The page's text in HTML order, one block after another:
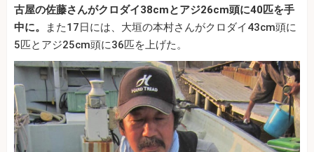
古屋の佐藤さんがクロダイ38cmとアジ26cm頭に40匹を手
中に。
また17日には、大垣の本村さんがクロダイ43cm頭に
5匹とアジ25cm頭に36匹を上げた。